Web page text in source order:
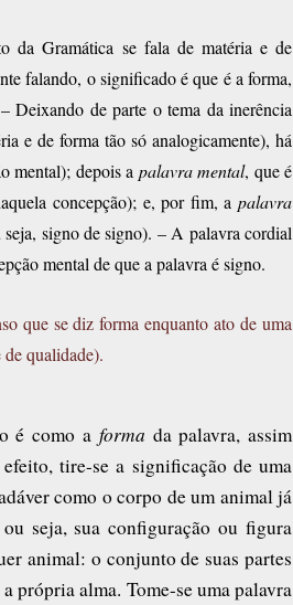
da Gramática se fala de matéria e de
falando, o significado é que é a forma,
Deixando de parte o tema da inerência
e de forma tão só analogicamente), há
mental); depois a palavra mental, que é
concepção); e, por fim, apalavra
signo de signo). – A palavra cordial
mental de que a palavra é signo.
que se diz forma enquanto ato de uma
qualidade).
é como a forma da palavra, assim
tire-se a significação de uma
como o corpo de um animal já
seja, sua configuração ou figura
animal: o conjunto de suas partes
própria alma. Tome-se uma palavra